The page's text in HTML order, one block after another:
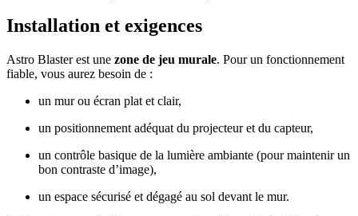
Installation et exigences
Astro Blaster est une zone de jeu murale. Pour un fonctionnement
fiable, vous aurez besoin de :
un mur ou écran plat et clair,
un positionnement adéquat du projecteur et du capteur,
un contrôle basique de la lumière ambiante (pour maintenir un
bon contraste d’image),
un espace sécurisé et dégagé au sol devant le mur.